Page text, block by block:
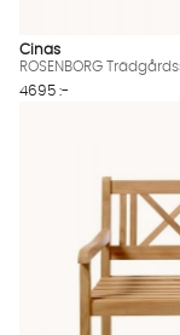
Cinas
ROSENBORG
4695 :-